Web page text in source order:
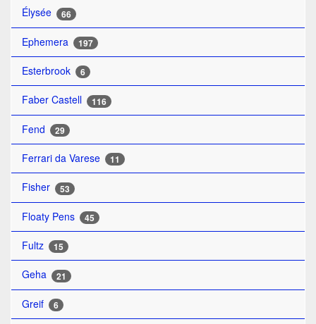
Élysée 66
Ephemera 197
Esterbrook 6
Faber Castell 116
Fend 29
Ferrari da Varese 11
Fisher 53
Floaty Pens 45
Fultz 15
Geha 21
Greif 6